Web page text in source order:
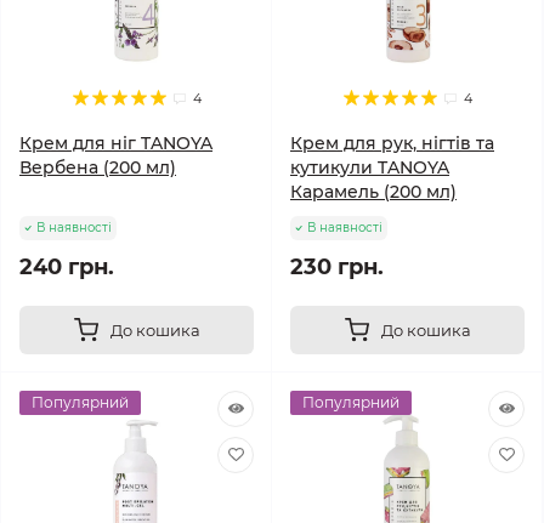
4
Крем для ніг TANOYA
Вербена (200 мл)
В наявності
240 грн.
До кошика
4
Крем для рук, нігтів та
кутикули TANOYA
Карамель (200 мл)
В наявності
230 грн.
До кошика
Популярний Популярний